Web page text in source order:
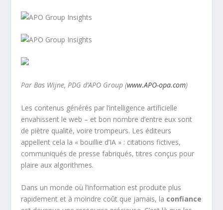
Par Bas Wijne, PDG d’APO Group (www.APO-opa.com)
Les contenus générés par l’intelligence artificielle
envahissent le web – et bon nombre d’entre eux sont
de piètre qualité, voire trompeurs. Les éditeurs
appellent cela la « bouillie d’IA » : citations fictives,
communiqués de presse fabriqués, titres conçus pour
plaire aux algorithmes.
Dans un monde où l’information est produite plus
rapidement et à moindre coût que jamais, la confiance